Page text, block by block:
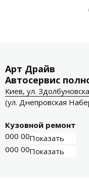
Арт Драйв
Автосервис
Киев, ул.
(ул. Днепровская
Кузовной ремонт
000 000-00-01
Показать
000 000-00-02
Показать